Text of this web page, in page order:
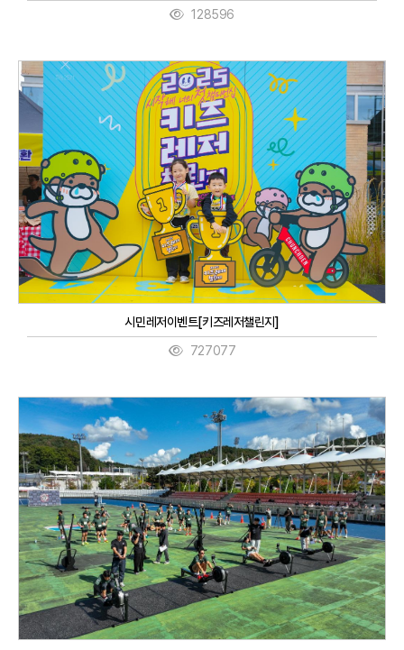
128596
시민레저이벤트[키즈레저챌린지]
727077